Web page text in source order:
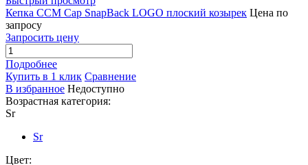
Кепка CCM Cap SnapBack LOGO плоский козырек Цена по
запросу
Запросить цену
Подробнее
Купить в 1 клик Сравнение
В избранное Недоступно
Возрастная категория:
Sr
Sr
Цвет: